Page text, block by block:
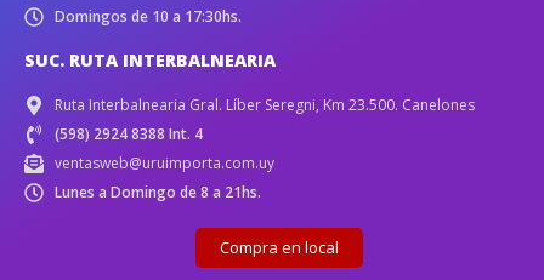
Domingos de 10 a 17:30hs.
SUC. RUTA INTERBALNEARIA
Ruta Interbalnearia Gral. Líber Seregni, Km 23.500. Canelones
(598) 2924 8388 Int. 4
ventasweb@uruimporta.com.uy
Lunes a Domingo de 8 a 21hs.
Compra en local